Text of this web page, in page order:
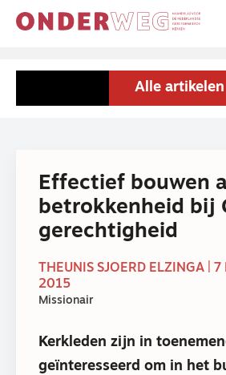
Alle artikelen
Effectief bouwen
betrokkenheid bij
gerechtigheid
THEUNIS SJOERD ELZINGA | 7
2015
Missionair
Kerkleden zijn in
geïnteresseerd om in het